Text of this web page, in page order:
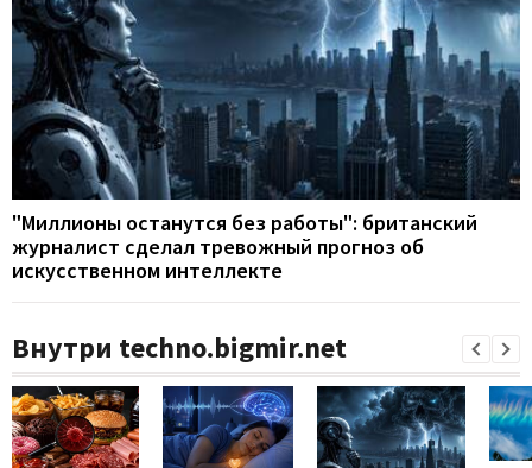
"Миллионы останутся без работы": британский
журналист сделал тревожный прогноз об
искусственном интеллекте
Внутри techno.bigmir.net